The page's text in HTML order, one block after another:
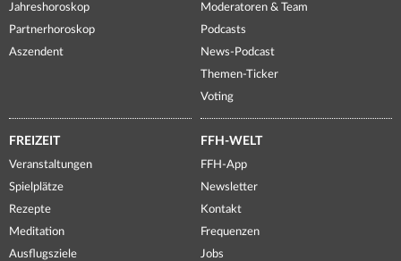
Jahreshoroskop
Partnerhoroskop
Aszendent
Moderatoren & Team
Podcasts
News-Podcast
Themen-Ticker
Voting
FREIZEIT
Veranstaltungen
Spielplätze
Rezepte
Meditation
Ausflugsziele
FFH-WELT
FFH-App
Newsletter
Kontakt
Frequenzen
Jobs